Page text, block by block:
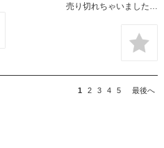
売り切れちゃいました…
1 2 3 4 5 最後へ